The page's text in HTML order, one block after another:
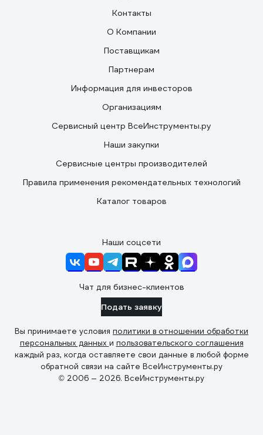
Контакты
О Компании
Поставщикам
Партнерам
Информация для инвесторов
Организациям
Сервисный центр ВсеИнструменты.ру
Наши закупки
Сервисные центры производителей
Правила применения рекомендательных технологий
Каталог товаров
Наши соцсети
Чат для бизнес-клиентов
Подать заявку
Вы принимаете условия политики в отношении обработки
персональных данных и пользовательского соглашения
каждый раз, когда оставляете свои данные в любой форме
обратной связи на сайте ВсеИнструменты.ру
© 2006 — 2026. ВсеИнструменты.ру